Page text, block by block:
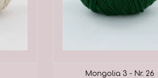
Mongolia 3 - Nr. 26